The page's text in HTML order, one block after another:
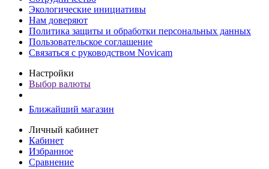
Экологические инициативы
Нам доверяют
Политика защиты и обработки персональных данных
Пользовательское соглашение
Связаться с руководством Novicam
Настройки
Выбор валюты
Ближайший магазин
Личный кабинет
Кабинет
Избранное
Сравнение